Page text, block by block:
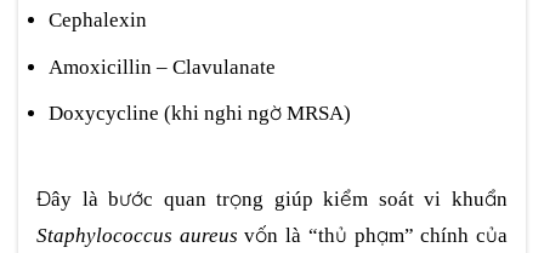
Cephalexin
Amoxicillin – Clavulanate
Doxycycline (khi nghi ngờ MRSA)
Đây là bước quan trọng giúp kiểm soát vi khuẩn
Staphylococcus aureus vốn là “thủ phạm” chính của